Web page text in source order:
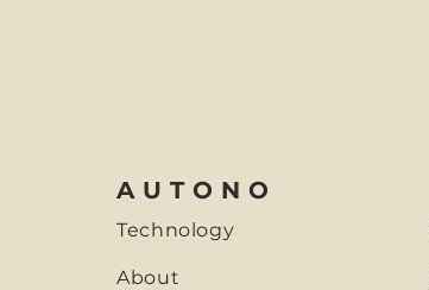
AUTONO
Technology
About